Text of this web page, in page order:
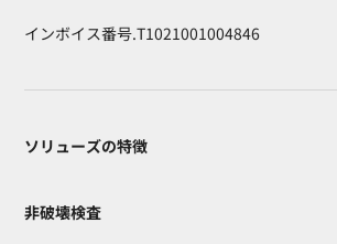
インボイス番号.T1021001004846
ソリューズの特徴
非破壊検査